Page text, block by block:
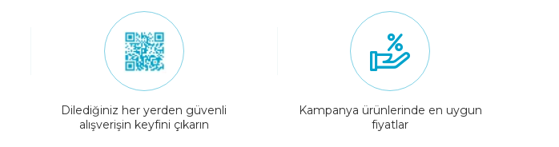
Dilediğiniz her yerden güvenli
alışverişin keyfini çıkarın
Kampanya ürünlerinde en uygun
fiyatlar